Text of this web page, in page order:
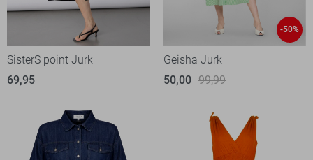
SisterS point Jurk
69,95
-50%
Geisha Jurk
50,00 99,99